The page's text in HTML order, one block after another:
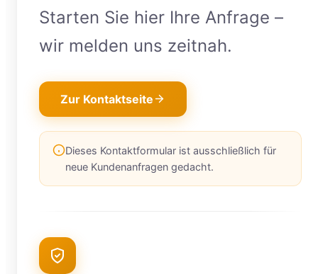
Starten Sie hier Ihre Anfrage –
wir melden uns zeitnah.
Zur Kontaktseite
Dieses Kontaktformular ist ausschließlich für
neue Kundenanfragen gedacht.